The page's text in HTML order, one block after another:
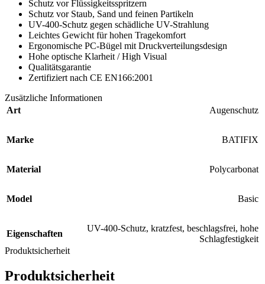
Schutz vor Flüssigkeitsspritzern
Schutz vor Staub, Sand und feinen Partikeln
UV-400-Schutz gegen schädliche UV-Strahlung
Leichtes Gewicht für hohen Tragekomfort
Ergonomische PC-Bügel mit Druckverteilungsdesign
Hohe optische Klarheit / High Visual
Qualitätsgarantie
Zertifiziert nach CE EN166:2001
Zusätzliche Informationen
Art
Augenschutz
Marke BATIFIX
Material Polycarbonat
Model Basic
Eigenschaften
UV-400-Schutz, kratzfest, beschlagsfrei, hohe
Schlagfestigkeit
Produktsicherheit
Produktsicherheit